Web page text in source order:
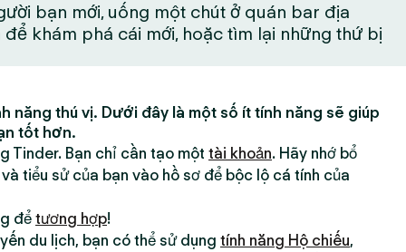
bạn mới, uống một chút ở quán bar địa
khám phá cái mới, hoặc tìm lại những thứ bị
năng thú vị. Dưới đây là một số ít tính năng sẽ giúp
tốt hơn.
Tinder. Bạn chỉ cần tạo một tài khoản. Hãy nhớ bổ
tiểu sử của bạn vào hồ sơ để bộc lộ cá tính của
đểtương hợp!
du lịch, bạn có thể sử dụng tính năng Hộ chiếu,